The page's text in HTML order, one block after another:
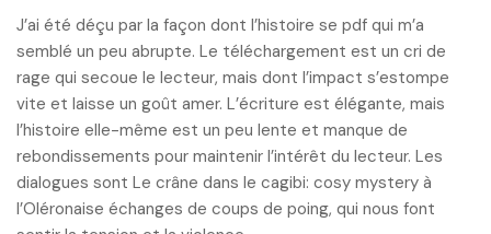
J’ai été déçu par la façon dont l’histoire se pdf qui m’a
semblé un peu abrupte. Le téléchargement est un cri de
rage qui secoue le lecteur, mais dont l’impact s’estompe
vite et laisse un goût amer. L’écriture est élégante, mais
l’histoire elle-même est un peu lente et manque de
rebondissements pour maintenir l’intérêt du lecteur. Les
dialogues sont Le crâne dans le cagibi: cosy mystery à
l’Oléronaise échanges de coups de poing, qui nous font